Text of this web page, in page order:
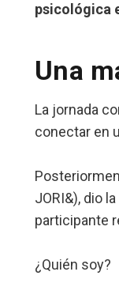
psicológica
Una
La jornada
conectar en
JORI&), dio
participante
¿Quién soy?